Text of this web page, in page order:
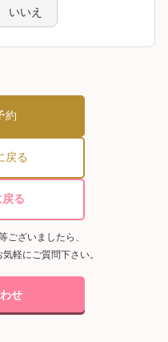
いいえ
る
戻る
約
ございましたら、
軽にご質問下さい。
せ